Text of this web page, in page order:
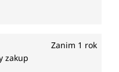
transportu żelaza w
Zanim 1 rok
zakup